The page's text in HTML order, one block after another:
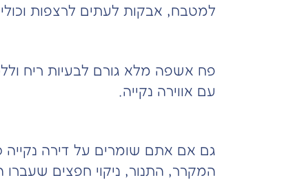
למטבח, אבקות לעתים לרצפות
פח אשפה מלא גורם לבעיות ריח
עם אווירה נקייה.
גם אם אתם שומרים על דירה נקייה
המקרר, התנור, ניקוי חפצים שעברו